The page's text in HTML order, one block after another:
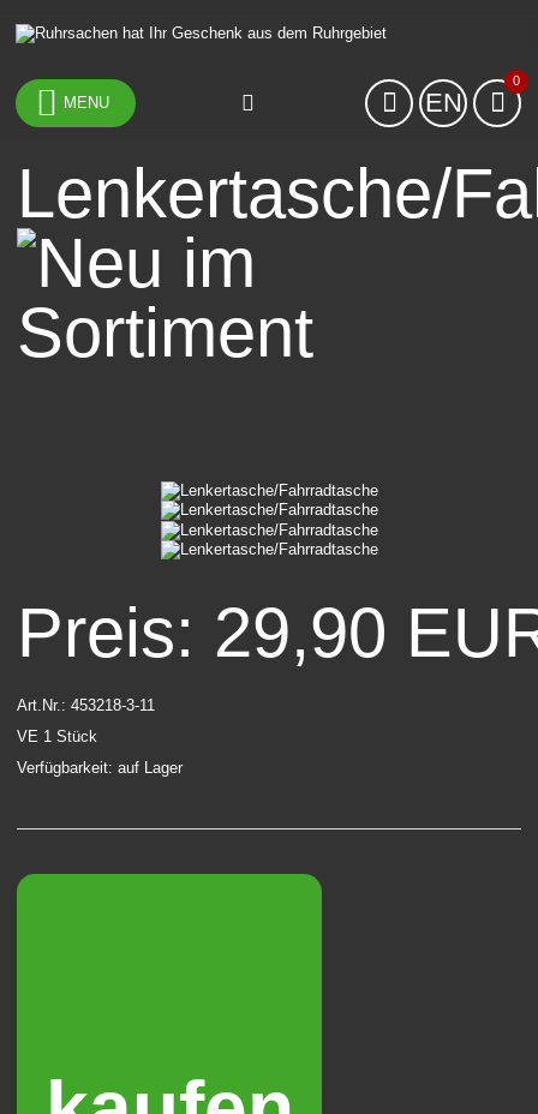
MENU EN
0
Lenkertasche/
Preis: 29,90
Art.Nr.: 453218-3-11
VE 1 Stück
Verfügbarkeit: auf Lager